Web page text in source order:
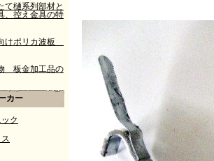
樋系列部材と
、控え金具の特
けポリカ波板
板金加工品の
カー
ク